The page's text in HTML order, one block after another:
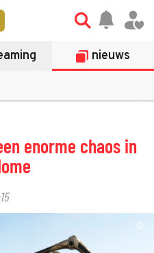
nieuws
enorme chaos in
©